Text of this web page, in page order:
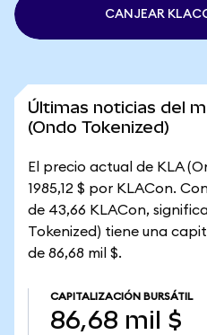
CANJEAR
Últimas noticias del
(Ondo Tokenized)
El precio actual de KLA
1985,12 $ por KLACon.
de 43,66 KLACon,
Tokenized) tiene una
de 86,68 mil $.
CAPITALIZACIÓN BURSÁTIL
86,68 mil $